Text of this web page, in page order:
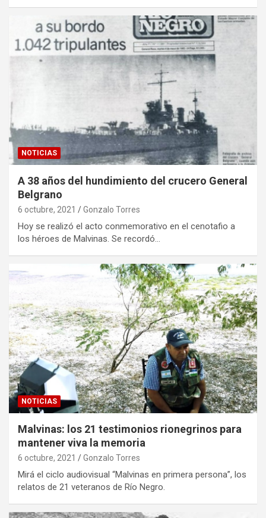
NOTICIAS
A 38 años del hundimiento del crucero General
Belgrano
6 octubre, 2021 Gonzalo Torres
Hoy se realizó el acto conmemorativo en el cenotafio a
los héroes de Malvinas. Se recordó…
NOTICIAS
Malvinas: los 21 testimonios rionegrinos para
mantener viva la memoria
6 octubre, 2021 Gonzalo Torres
Mirá el ciclo audiovisual “Malvinas en primera persona”, los
relatos de 21 veteranos de Río Negro.